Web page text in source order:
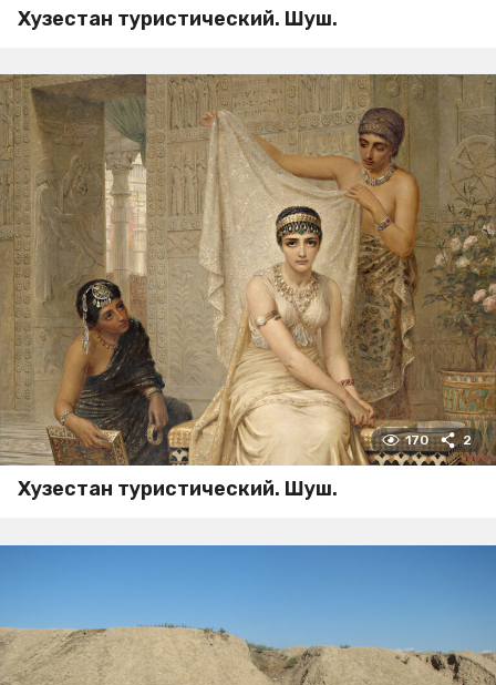
Хузестан туристический. Шуш.
170 2
Хузестан туристический. Шуш.